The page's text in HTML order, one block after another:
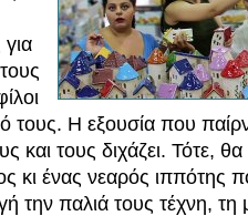
τους. Η εξουσία που
και τους διχάζει. Τότε,
κι ένας νεαρός ιππότης
την παλιά τους τέχνη, τη